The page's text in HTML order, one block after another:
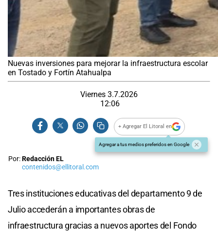
Nuevas inversiones para mejorar la infraestructura escolar
en Tostado y Fortín Atahualpa
Viernes 3.7.2026
12:06
+ Agregar El Litoral en
Agregar a tus medios preferidos en Google
Por:Redacción EL
contenidos@ellitoral.com
Tres instituciones educativas del departamento 9 de
Julio accederán a importantes obras de
infraestructura gracias a nuevos aportes del Fondo